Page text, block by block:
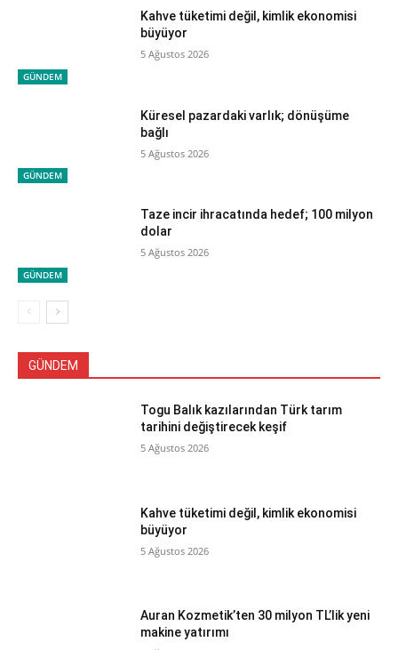
GÜNDEM
Kahve tüketimi değil, kimlik ekonomisi
büyüyor
5 Ağustos 2026
GÜNDEM
Küresel pazardaki varlık; dönüşüme
bağlı
5 Ağustos 2026
GÜNDEM
Taze incir ihracatında hedef; 100 milyon
dolar
5 Ağustos 2026
GÜNDEM
Togu Balık kazılarından Türk tarım
tarihini değiştirecek keşif
5 Ağustos 2026
Kahve tüketimi değil, kimlik ekonomisi
büyüyor
5 Ağustos 2026
Auran Kozmetik’ten 30 milyon TL’lik yeni
makine yatırımı